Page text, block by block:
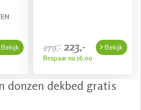
279,- 223,-
Bespaar nu 56,00
Bekijk
donzen dekbed gratis